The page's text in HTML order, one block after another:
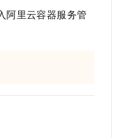
阿里云容器服务管
编程平台
工作流应用
通过阿里云百炼高效搭建AI应用,助力高效开发
高效打造优质广告素材
地极速上线